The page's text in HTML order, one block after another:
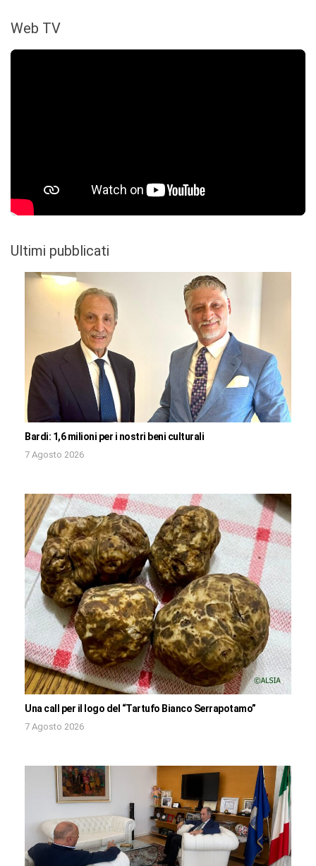
Web TV
Ultimi pubblicati
Bardi: 1,6 milioni per i nostri beni culturali
7 Agosto 2026
Una call per il logo del “Tartufo Bianco Serrapotamo”
7 Agosto 2026